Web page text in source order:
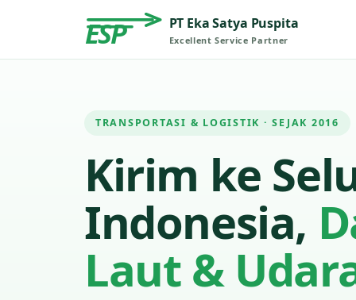
ESP PT Eka Satya Puspita
Excellent Service Partner
TRANSPORTASI & LOGISTIK · SEJAK 2016
Kirim ke
Indonesia,
Laut &